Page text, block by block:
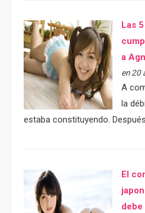
Las
a
en 20
A
la
estaba constituyendo.
El
debe